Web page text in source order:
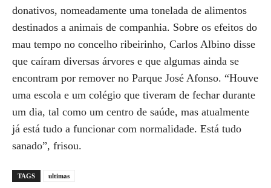
donativos, nomeadamente uma tonelada de alimentos
destinados a animais de companhia. Sobre os efeitos do
mau tempo no concelho ribeirinho, Carlos Albino disse
que caíram diversas árvores e que algumas ainda se
encontram por remover no Parque José Afonso. “Houve
uma escola e um colégio que tiveram de fechar durante
um dia, tal como um centro de saúde, mas atualmente
já está tudo a funcionar com normalidade. Está tudo
sanado”, frisou.
TAGS ultimas